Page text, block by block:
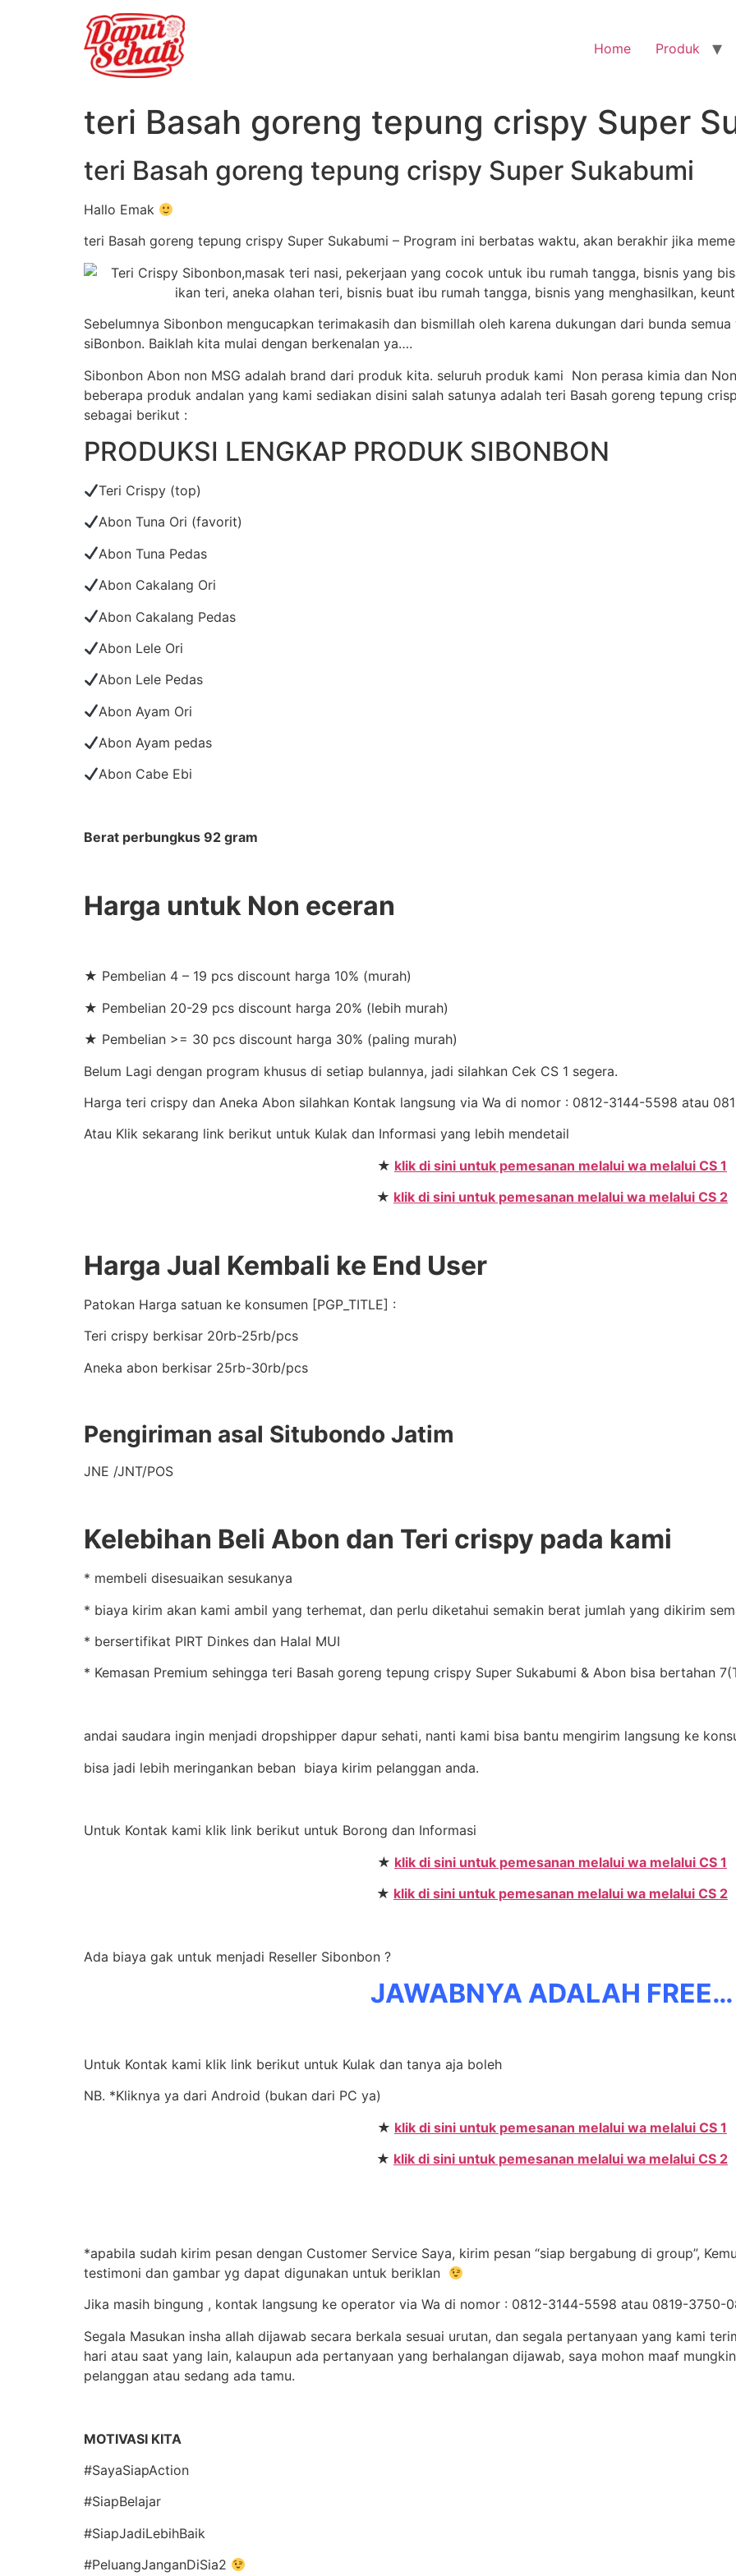
Home Produk
teri Basah goreng tepung crispy Super
teri Basah goreng tepung crispy Super Sukabumi
Hallo Emak
teri Basah goreng tepung crispy Super Sukabumi – Program ini berbatas waktu, akan berakhir jika
Sebelumnya Sibonbon mengucapkan terimakasih dan bismillah oleh karena dukungan dari bunda
siBonbon. Baiklah kita mulai dengan berkenalan ya….
Sibonbon Abon non MSG adalah brand dari produk kita. seluruh produk kami Non perasa kimia dan
beberapa produk andalan yang kami sediakan disini salah satunya adalah teri Basah goreng tepung
sebagai berikut :
PRODUKSI LENGKAP PRODUK SIBONBON
Teri Crispy (top)
Abon Tuna Ori (favorit)
Abon Tuna Pedas
Abon Cakalang Ori
Abon Cakalang Pedas
Abon Lele Ori
Abon Lele Pedas
Abon Ayam Ori
Abon Ayam pedas
Abon Cabe Ebi
Berat perbungkus 92 gram
Harga untuk Non eceran
★ Pembelian 4 – 19 pcs discount harga 10% (murah)
★ Pembelian 20-29 pcs discount harga 20% (lebih murah)
★ Pembelian >= 30 pcs discount harga 30% (paling murah)
Belum Lagi dengan program khusus di setiap bulannya, jadi silahkan Cek CS 1 segera.
Harga teri crispy dan Aneka Abon silahkan Kontak langsung via Wa di nomor : 0812-3144-5598 atau
Atau Klik sekarang link berikut untuk Kulak dan Informasi yang lebih mendetail
★ klik di sini untuk pemesanan melalui wa melalui CS 1
★ klik di sini untuk pemesanan melalui wa melalui CS 2
Harga Jual Kembali ke End User
Patokan Harga satuan ke konsumen [PGP_TITLE] :
Teri crispy berkisar 20rb-25rb/pcs
Aneka abon berkisar 25rb-30rb/pcs
Pengiriman asal Situbondo Jatim
JNE /JNT/POS
Kelebihan Beli Abon dan Teri crispy pada kami
* membeli disesuaikan sesukanya
* biaya kirim akan kami ambil yang terhemat, dan perlu diketahui semakin berat jumlah yang dikirim
* bersertifikat PIRT Dinkes dan Halal MUI
* Kemasan Premium sehingga teri Basah goreng tepung crispy Super Sukabumi & Abon bisa bertahan
andai saudara ingin menjadi dropshipper dapur sehati, nanti kami bisa bantu mengirim langsung ke
bisa jadi lebih meringankan beban biaya kirim pelanggan anda.
Untuk Kontak kami klik link berikut untuk Borong dan Informasi
★ klik di sini untuk pemesanan melalui wa melalui CS 1
★ klik di sini untuk pemesanan melalui wa melalui CS 2
Ada biaya gak untuk menjadi Reseller Sibonbon ?
JAWABNYA ADALAH FREE…
Untuk Kontak kami klik link berikut untuk Kulak dan tanya aja boleh
NB. *Kliknya ya dari Android (bukan dari PC ya)
★ klik di sini untuk pemesanan melalui wa melalui CS 1
★ klik di sini untuk pemesanan melalui wa melalui CS 2
*apabila sudah kirim pesan dengan Customer Service Saya, kirim pesan “siap bergabung di group”,
testimoni dan gambar yg dapat digunakan untuk beriklan
Jika masih bingung , kontak langsung ke operator via Wa di nomor : 0812-3144-5598 atau 0819-3750-
Segala Masukan insha allah dijawab secara berkala sesuai urutan, dan segala pertanyaan yang kami
hari atau saat yang lain, kalaupun ada pertanyaan yang berhalangan dijawab, saya mohon maaf
pelanggan atau sedang ada tamu.
MOTIVASI KITA
#SayaSiapAction
#SiapBelajar
#SiapJadiLebihBaik
#PeluangJanganDiSia2